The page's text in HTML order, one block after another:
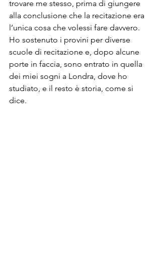
trovare me stesso, prima di giungere
alla conclusione che la recitazione era
l’unica cosa che volessi fare davvero.
Ho sostenuto i provini per diverse
scuole di recitazione e, dopo alcune
porte in faccia, sono entrato in quella
dei miei sogni a Londra, dove ho
studiato, e il resto è storia, come si
dice.